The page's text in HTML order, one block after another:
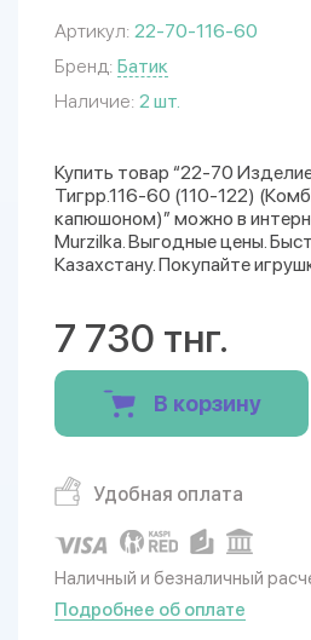
Артикул: 22-70-116-60
Бренд: Батик
Наличие: 2 шт.
Купить товар “22-70
Тигрр.116-60 (110-122)
капюшоном)” можно в
Murzilka. Выгодные цены.
Казахстану. Покупайте
7 730 тнг.
В корзину
Удобная оплата
Наличный и безналичный
Подробнее об оплате